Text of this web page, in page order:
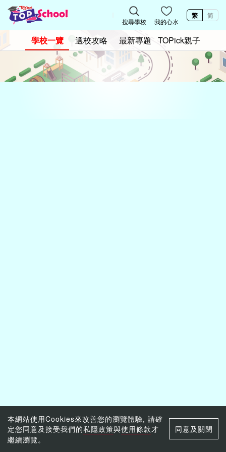
搜尋學校 我的心水
繁 简
學校一覽 選校攻略 最新專題 TOPick親子
本網站使用Cookies來改善您的瀏覽體驗, 請確
定您同意及接受我們的私隱政策與使用條款才
繼續瀏覽。
同意及關閉